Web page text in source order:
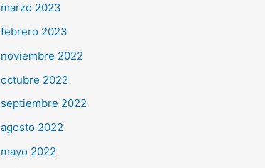
marzo 2023
febrero 2023
noviembre 2022
octubre 2022
septiembre 2022
agosto 2022
mayo 2022